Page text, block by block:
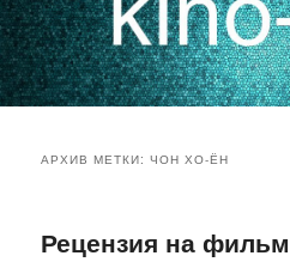
основному
дополнительному
АРХИВ МЕТКИ:ЧОН ХО-ЁН
Рецензия на фильм